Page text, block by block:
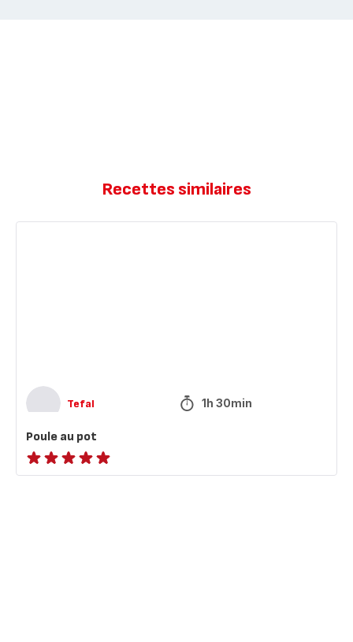
Recettes similaires
Tefal 1h 30min
Poule au pot
ratings.NaN